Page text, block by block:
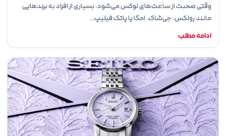
وقتی صحبت از ساعت‌های لوکس می‌شود، بسیاری از افراد به برندهایی
مانند رولکس، جی‌شاک، امگا یا پاتک فیلیپ…
ادامه مطلب